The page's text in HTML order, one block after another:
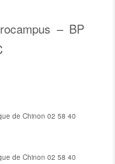
– BP
de Chinon 02 58 40
de Chinon 02 58 40